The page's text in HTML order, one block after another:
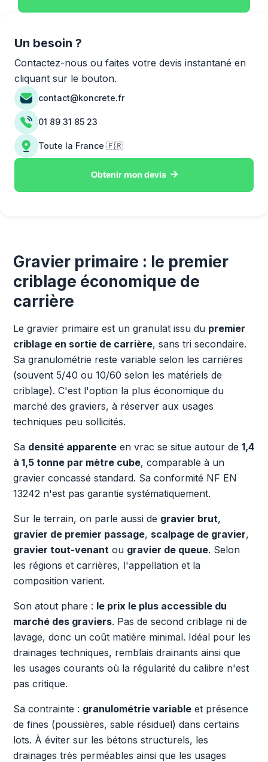
Gravier primaire : le premier
criblage économique de
carrière
Le gravier primaire est un granulat issu du premier
criblage en sortie de carrière, sans tri secondaire.
Sa granulométrie reste variable selon les carrières
(souvent 5/40 ou 10/60 selon les matériels de
criblage). C'est l'option la plus économique du
marché des graviers, à réserver aux usages
techniques peu sollicités.
Sa densité apparente en vrac se situe autour de1,4
à 1,5 tonne par mètre cube, comparable à un
gravier concassé standard. Sa conformité NF EN
13242 n'est pas garantie systématiquement.
Sur le terrain, on parle aussi de gravier brut,
gravier de premier passage, scalpage de gravier,
gravier tout-venant ou gravier de queue. Selon
les régions et carrières, l'appellation et la
composition varient.
Son atout phare : le prix le plus accessible du
marché des graviers. Pas de second criblage ni de
lavage, donc un coût matière minimal. Idéal pour les
drainages techniques, remblais drainants ainsi que
les usages courants où la régularité du calibre n'est
pas critique.
Sa contrainte : granulométrie variable et présence
de fines (poussières, sable résiduel) dans certains
lots. À éviter sur les bétons structurels, les
drainages très perméables ainsi que les usages
Un besoin ?
Contactez-nous ou faites votre devis instantané en
cliquant sur le bouton.
contact@koncrete.fr
01 89 31 85 23
Toute la France 🇫🇷
Obtenir mon devis 